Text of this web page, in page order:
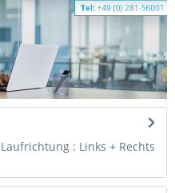
: Links + Rechts